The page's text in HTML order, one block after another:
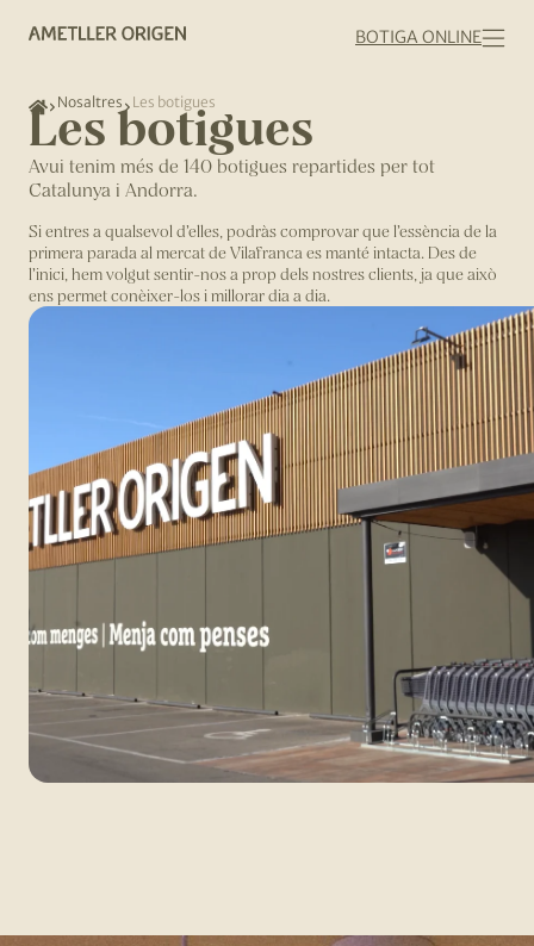
BOTIGA ONLINE
Nosaltres Les botigues
Les botigues
Avui tenim més de 140 botigues repartides per tot
Catalunya i Andorra.
Si entres a qualsevol d’elles, podràs comprovar que l’essència de la
primera parada al mercat de Vilafranca es manté intacta. Des de
l’inici, hem volgut sentir-nos a prop dels nostres clients, ja que això
ens permet conèixer-los i millorar dia a dia.